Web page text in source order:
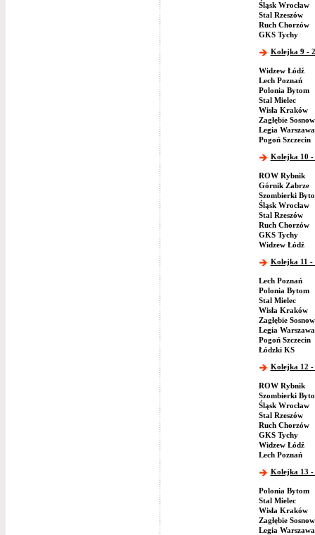
Śląsk Wrocław
Stal Rzeszów
Ruch Chorzów
GKS Tychy
Kolejka 9 -
Widzew Łódź
Lech Poznań
Polonia Bytom
Stal Mielec
Wisła Kraków
Zagłębie
Legia Warszawa
Pogoń Szczecin
Kolejka 10 -
ROW Rybnik
Górnik Zabrze
Szombierki
Śląsk Wrocław
Stal Rzeszów
Ruch Chorzów
GKS Tychy
Widzew Łódź
Kolejka 11 -
Lech Poznań
Polonia Bytom
Stal Mielec
Wisła Kraków
Zagłębie
Legia Warszawa
Pogoń Szczecin
Łódzki KS
Kolejka 12 -
ROW Rybnik
Szombierki
Śląsk Wrocław
Stal Rzeszów
Ruch Chorzów
GKS Tychy
Widzew Łódź
Lech Poznań
Kolejka 13 -
Polonia Bytom
Stal Mielec
Wisła Kraków
Zagłębie
Legia Warszawa